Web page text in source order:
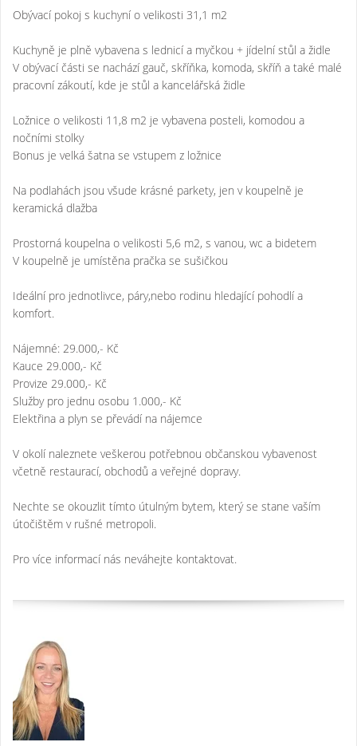
Obývací pokoj s kuchyní o velikosti 31,1 m2
Kuchyně je plně vybavena s lednicí a myčkou + jídelní stůl a židle
V obývací části se nachází gauč, skříňka, komoda, skříň a také malé
pracovní zákoutí, kde je stůl a kancelářská židle
Ložnice o velikosti 11,8 m2 je vybavena posteli, komodou a
nočními stolky
Bonus je velká šatna se vstupem z ložnice
Na podlahách jsou všude krásné parkety, jen v koupelně je
keramická dlažba
Prostorná koupelna o velikosti 5,6 m2, s vanou, wc a bidetem
V koupelně je umístěna pračka se sušičkou
Ideální pro jednotlivce, páry,nebo rodinu hledající pohodlí a
komfort.
Nájemné: 29.000,- Kč
Kauce 29.000,- Kč
Provize 29.000,- Kč
Služby pro jednu osobu 1.000,- Kč
Elektřina a plyn se převádí na nájemce
V okolí naleznete veškerou potřebnou občanskou vybavenost
včetně restaurací, obchodů a veřejné dopravy.
Nechte se okouzlit tímto útulným bytem, který se stane vaším
útočištěm v rušné metropoli.
Pro více informací nás neváhejte kontaktovat.